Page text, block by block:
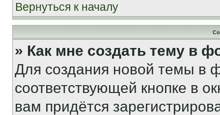
Вернуться к началу
» Как мне создать тему в
Для создания новой темы в
соответствующей кнопке в
вам придётся